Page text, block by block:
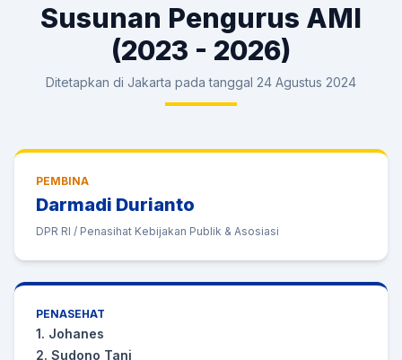
Susunan Pengurus AMI
(2023 - 2026)
Ditetapkan di Jakarta pada tanggal 24 Agustus 2024
PEMBINA
Darmadi Durianto
DPR RI / Penasihat Kebijakan Publik & Asosiasi
PENASEHAT
1. Johanes
2. Sudono Tani